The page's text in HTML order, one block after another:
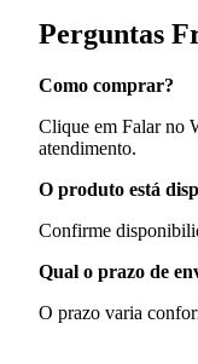
Perguntas
Como comprar?
Clique em Falar no
atendimento.
O produto está
Confirme
Qual o prazo de
O prazo varia